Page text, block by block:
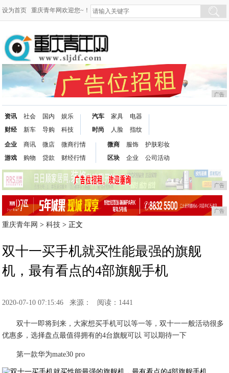
设为首页 重庆青年网欢迎您~！
广告
资讯
财经
社会
新车
国内
导购
娱乐
科技
汽车
时尚
家具
人脸
电器
指纹
企业
游戏
商讯
购物
微店
贷款
微商行情
财经行情
微商
区块
服饰
企业
护肤彩妆
公司活动
广告
广告
重庆青年网 >科技 > 正文
双十一买手机就买性能最强的旗舰
机，最有看点的4部旗舰手机
2020-07-10 07:15:46 来源： 阅读：1441
双十一即将到来，大家想买手机可以等一等，双十一一般活动很多
优惠多，选择盘点最值得拥有的4台旗舰可以 可以期待一下
第一款华为mate30 pro